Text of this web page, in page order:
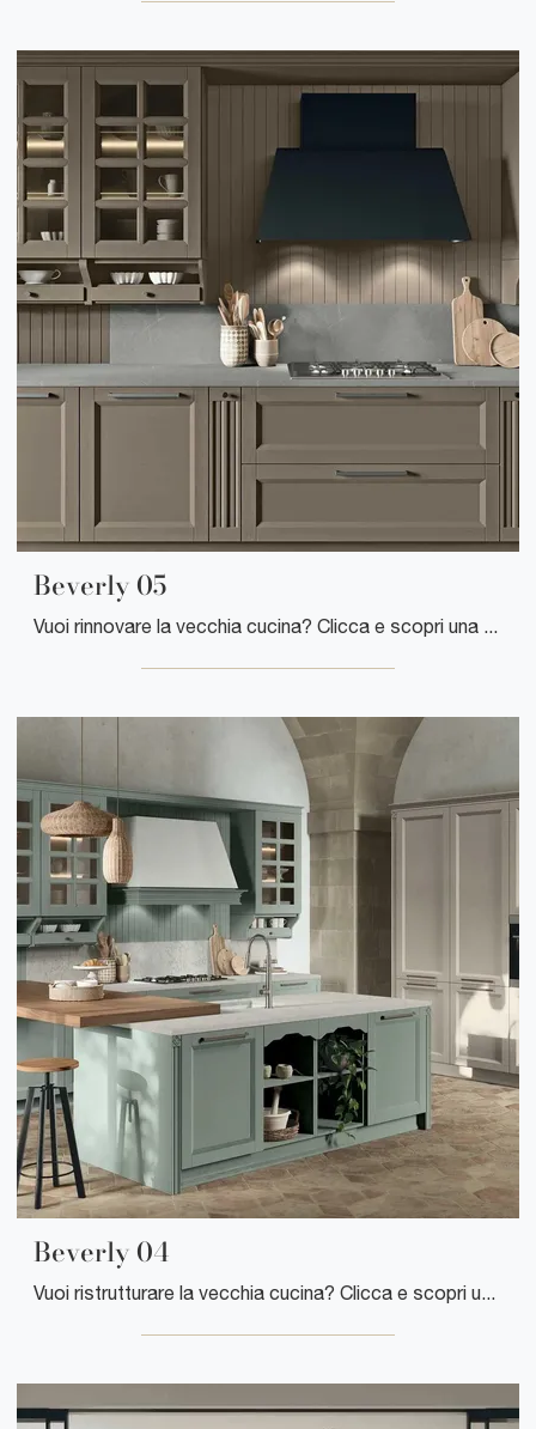
Beverly 05
Vuoi rinnovare la vecchia cucina? Clicca e scopri una ricca gamma di soluzioni tradizionali in linea: Beverly 05 ti aspetta!
Beverly 04
Vuoi ristrutturare la vecchia cucina? Clicca e scopri un ricco catalogo di soluzioni tradizionali con penisola: Beverly 04 ti attende!